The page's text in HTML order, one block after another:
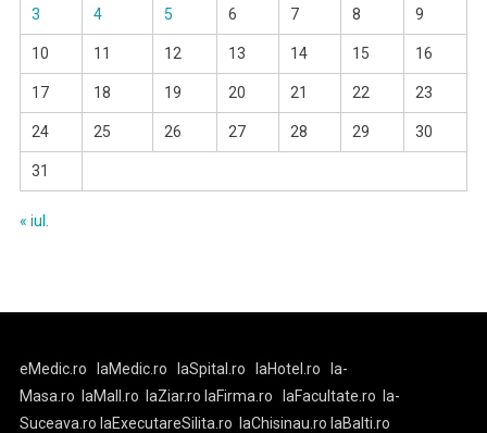
3 4 5 6 7 8 9
10 11 12 13 14 15 16
17 18 19 20 21 22 23
24 25 26 27 28 29 30
31
« iul.
eMedic.ro laMedic.ro laSpital.ro laHotel.ro
la-
Masa.ro
laMall.ro laZiar.ro laFirma.ro laFacultate.ro
la-
Suceava.ro laExecutareSilita.ro laChisinau.ro laBalti.ro